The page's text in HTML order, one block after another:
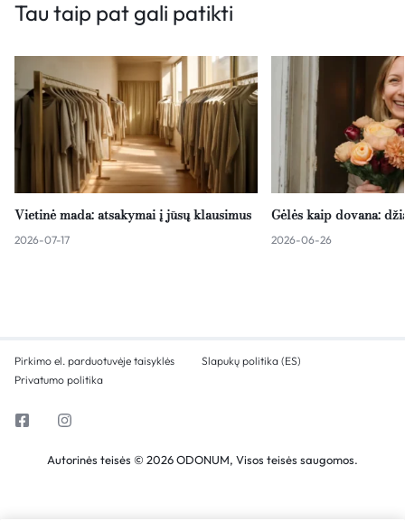
Tau taip pat gali patikti
Vietinė mada: atsakymai į jūsų klausimus
2026-07-17
Gėlės kaip dovana:
2026-06-26
Pirkimo el. parduotuvėje taisyklės
Slapukų politika (ES)
Privatumo politika
Autorinės teisės © 2026 ODONUM, Visos teisės saugomos.